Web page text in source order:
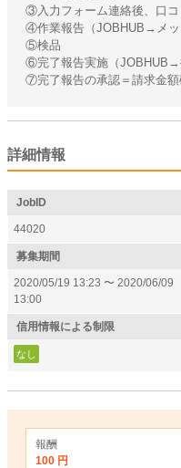
③入力フォーム連絡後、口コ
④作業報告（JOBHUB→メッ
⑤検品
⑥完了報告実施（JOBHUB→
⑦完了報告の承認＝請求金額
詳細情報
JobID
44020
募集期間
2020/05/19 13:23 〜 2020/06/09
13:00
信用情報による制限
なし
報酬
100 円